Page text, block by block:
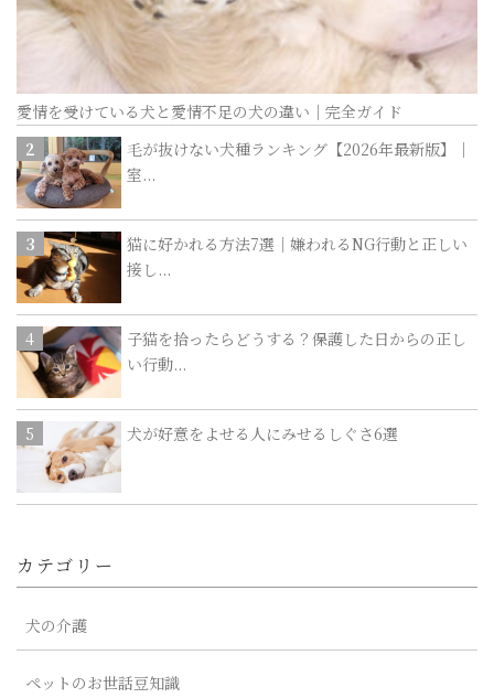
愛情を受けている犬と愛情不足の犬の違い｜完全ガイド
毛が抜けない犬種ランキング【2026年最新版】｜
室...
猫に好かれる方法7選｜嫌われるNG行動と正しい
接し...
子猫を拾ったらどうする？保護した日からの正し
い行動...
犬が好意をよせる人にみせるしぐさ6選
カテゴリー
犬の介護
ペットのお世話豆知識